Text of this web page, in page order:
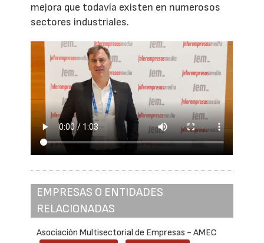
mejora que todavía existen en numerosos
sectores industriales.
EMPRESAS O ENTIDADES
RELACIONADAS
Asociación Multisectorial de Empresas - AMEC